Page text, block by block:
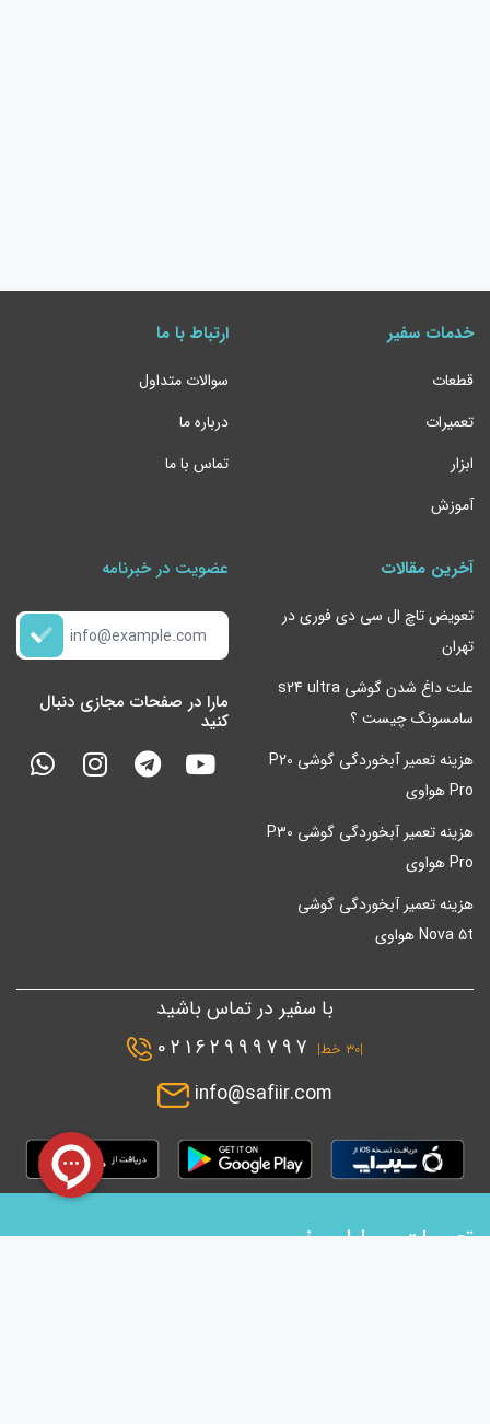
خدمات سفیر
قطعات
تعمیرات
ابزار
آموزش
ارتباط با ما
سوالات متداول
درباره ما
تماس با ما
آخرین مقالات
تعویض تاچ ال سی دی فوری در
تهران
علت داغ شدن گوشی s24 ultra
سامسونگ چیست ؟
هزینه تعمیر آبخوردگی گوشی P20
Pro هواوی
هزینه تعمیر آبخوردگی گوشی P30
Pro هواوی
هزینه تعمیر آبخوردگی گوشی
Nova 5t هواوی
عضویت در خبرنامه
مارا در صفحات مجازی دنبال
کنید
با سفیر در تماس باشید
|۳۰ خط|
02162999797
info@safiir.com
تعمیرات موبایل سفیر